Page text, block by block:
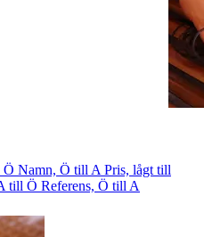
Ö Namn, Ö till A Pris, lågt till
till Ö Referens, Ö till A